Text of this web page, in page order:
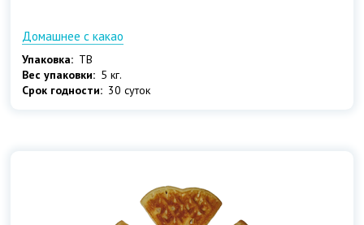
Домашнее с какао
Упаковка: ТВ
Вес упаковки: 5 кг.
Срок годности: 30 суток